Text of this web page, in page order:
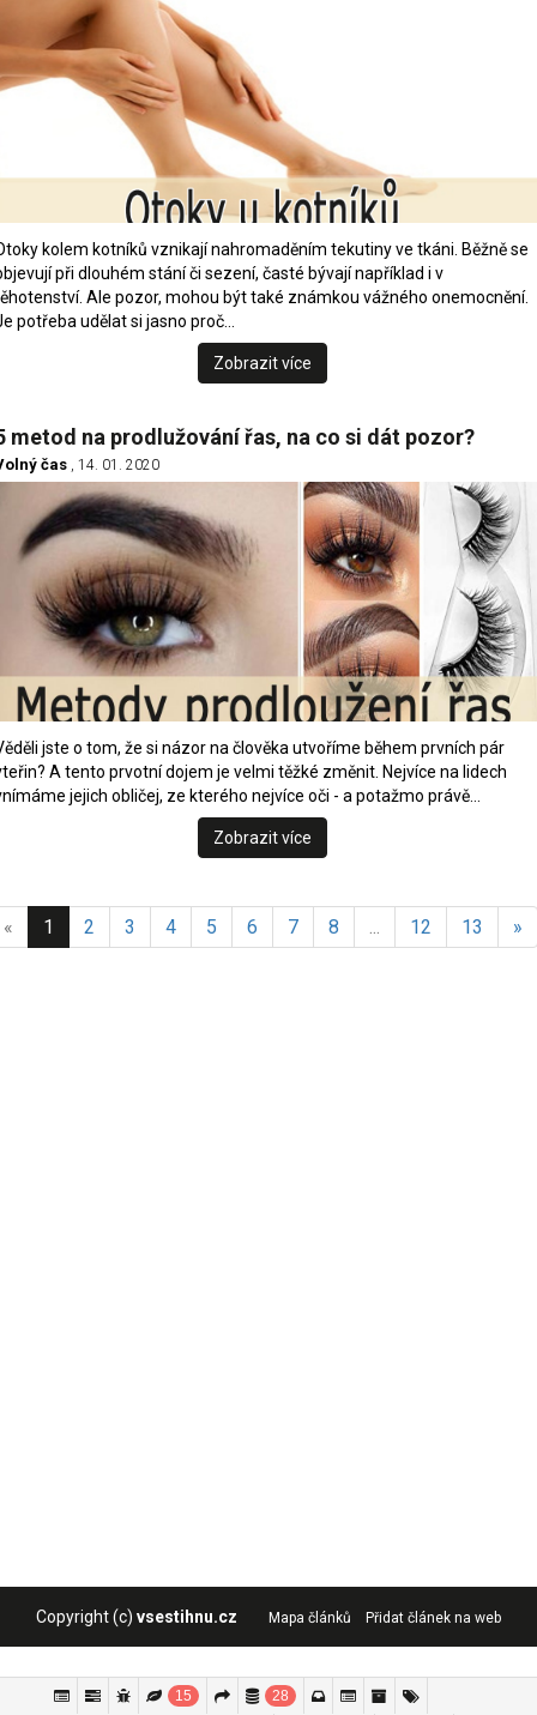
kolem kotníků vznikají nahromaděním tekutiny ve tkáni. Běžně se
při dlouhém stání či sezení, časté bývají například i v
Ale pozor, mohou být také známkou vážného onemocnění.
potřeba udělat si jasno proč…
Zobrazit více
metod na prodlužování řas, na co si dát pozor?
čas , 14. 01. 2020
jste o tom, že si názor na člověka utvoříme během prvních pár
A tento prvotní dojem je velmi těžké změnit. Nejvíce na lidech
jejich obličej, ze kterého nejvíce oči - a potažmo právě…
Zobrazit více
« 1 2 3 4 5 6 7 8 ... 12 13 »
Copyright (c) vsestihnu.cz Mapa článků Přidat článek na web
15 28